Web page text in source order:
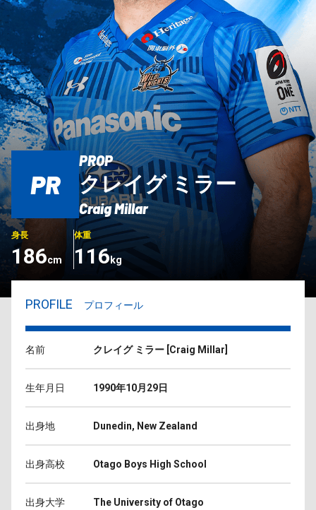
PR
PROP
クレイグ ミラー
Craig Millar
身長
186cm
体重
116kg
PROFILE プロフィール
名前 クレイグ ミラー Craig Millar
生年月日 1990年10月29日
出身地 Dunedin, New Zealand
出身高校 Otago Boys High School
出身大学 The University of Otago